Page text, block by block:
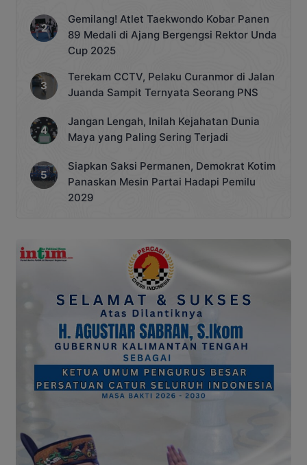
Gemilang! Atlet Taekwondo Kobar Panen
89 Medali di Ajang Bergengsi Rektor Unda
Cup 2025
Terekam CCTV, Pelaku Curanmor di Jalan
Juanda Sampit Ternyata Seorang PNS
Jangan Lengah, Inilah Kejahatan Dunia
Maya yang Paling Sering Terjadi
Siapkan Saksi Permanen, Demokrat Kotim
Panaskan Mesin Partai Hadapi Pemilu
2029